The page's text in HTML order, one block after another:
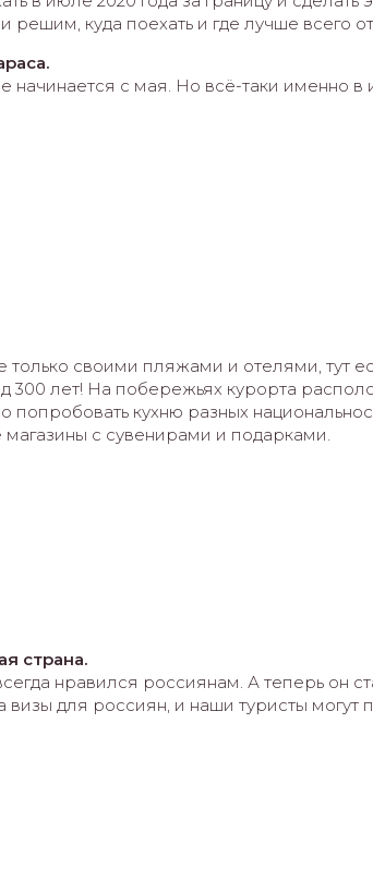
куда поехать и где лучше всего
начинается с мая. Но всё-таки именно
только своими пляжами и отелями, тут
300 лет! На побережьях курорта
попробовать кухню разных
с сувенирами и подарками.
страна.
нравился россиянам. А теперь он
для россиян, и наши туристы могут